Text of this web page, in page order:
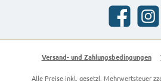
Facebook
Versand- und Zahlungsbedingungen
Alle Preise inkl. gesetzl. Mehrwertsteuer